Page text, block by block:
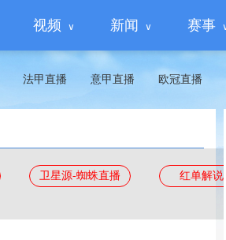
视频 新闻 赛事
法甲直播 意甲直播 欧冠直播
卫星源-蜘蛛直播 红单解说